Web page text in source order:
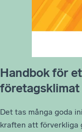
Handbok för
företagsklimat
Det tas många goda
kraften att förverkliga